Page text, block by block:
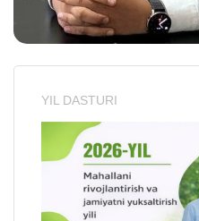
YIL DASTURI